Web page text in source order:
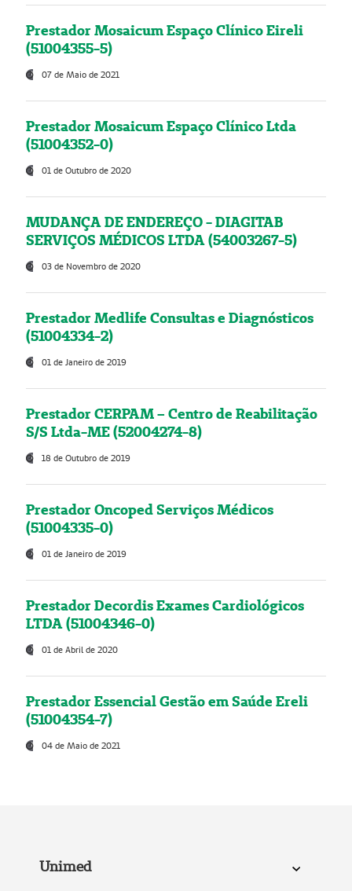
Prestador Mosaicum Espaço Clínico Eireli
(51004355-5)
07 de Maio de 2021
Prestador Mosaicum Espaço Clínico Ltda
(51004352-0)
01 de Outubro de 2020
MUDANÇA DE ENDEREÇO - DIAGITAB
SERVIÇOS MÉDICOS LTDA (54003267-5)
03 de Novembro de 2020
Prestador Medlife Consultas e Diagnósticos
(51004334-2)
01 de Janeiro de 2019
Prestador CERPAM – Centro de Reabilitação
S/S Ltda-ME (52004274-8)
18 de Outubro de 2019
Prestador Oncoped Serviços Médicos
(51004335-0)
01 de Janeiro de 2019
Prestador Decordis Exames Cardiológicos
LTDA (51004346-0)
01 de Abril de 2020
Prestador Essencial Gestão em Saúde Ereli
(51004354-7)
04 de Maio de 2021
Unimed